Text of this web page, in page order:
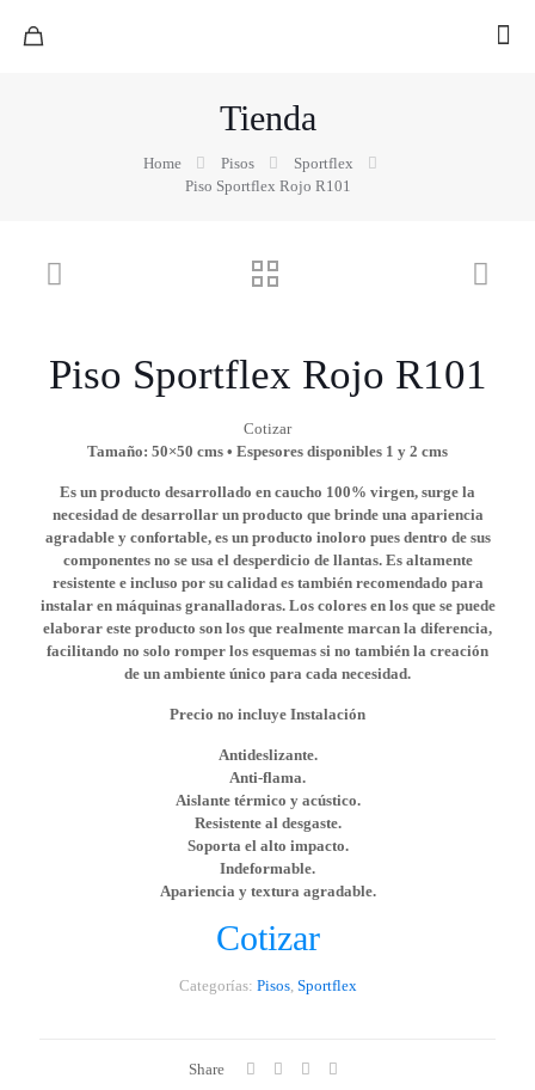
Tienda
Home Pisos
Sportflex
Piso Sportflex Rojo R101
Piso Sportflex Rojo R101
Cotizar
Tamaño: 50×50 cms • Espesores disponibles 1 y 2 cms
Es un producto desarrollado en caucho 100% virgen, surge la
necesidad de desarrollar un producto que brinde una apariencia
agradable y confortable, es un producto inoloro pues dentro de sus
componentes no se usa el desperdicio de llantas. Es altamente
resistente e incluso por su calidad es también recomendado para
instalar en máquinas granalladoras. Los colores en los que se puede
elaborar este producto son los que realmente marcan la diferencia,
facilitando no solo romper los esquemas si no también la creación
de un ambiente único para cada necesidad.
Precio no incluye Instalación
Antideslizante.
Anti-flama.
Aislante térmico y acústico.
Resistente al desgaste.
Soporta el alto impacto.
Indeformable.
Apariencia y textura agradable.
Cotizar
Categorías: Pisos, Sportflex
Share